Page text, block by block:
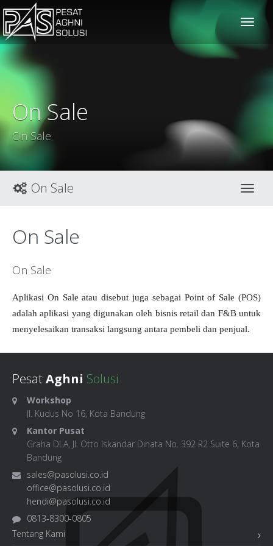
solusiteknis
On Sale
On Sale
On Sale
On Sale
On Sale
Aplikasi On Sale atau disebut juga sebagai Point of Sale (POS)
adalah aplikasi yang digunakan oleh bisnis retail dan F&B untuk
menyelesaikan transaksi langsung antara pembeli dan penjual.
PesatAghni Solusi
Workshop
Jl. Kudus No 16, Kota Bandung
Kantor Pusat
Graha DLA, Jl. Otto Iskandar Dinata No. 392 R2 Suite 6, Kota
Bandung
sales@pasolusi.co.id
office@pasolusi.co.id
hendi@pasolusi.co.id
0813-8300-0805
Tentang Kami